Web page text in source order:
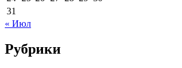
31
« Июл
Рубрики